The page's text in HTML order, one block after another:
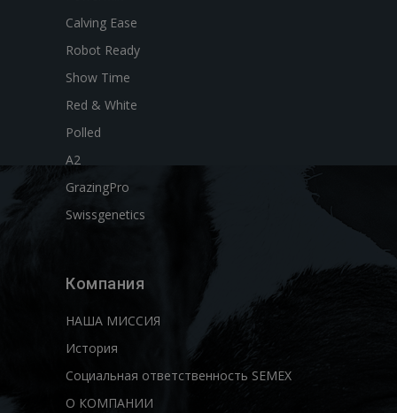
Calving Ease
Robot Ready
Show Time
Red & White
Polled
A2
GrazingPro
Swissgenetics
Компания
НАША МИССИЯ
История
Социальная ответственность SEMEX
О КОМПАНИИ